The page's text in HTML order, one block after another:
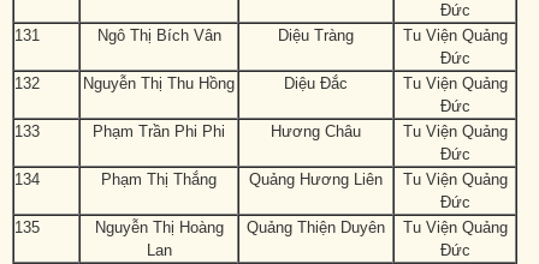
Đức
131
Ngô Thị Bích Vân Diệu Tràng
Tu Viện Quảng
Đức
132
Nguyễn Thị Thu Hồng Diệu Đắc
Tu Viện Quảng
Đức
133
Phạm Trần Phi Phi Hương Châu
Tu Viện Quảng
Đức
134
Phạm Thị Thắng Quảng Hương Liên
Tu Viện Quảng
Đức
135
Nguyễn Thị Hoàng
Lan
Quảng Thiện Duyên
Tu Viện Quảng
Đức